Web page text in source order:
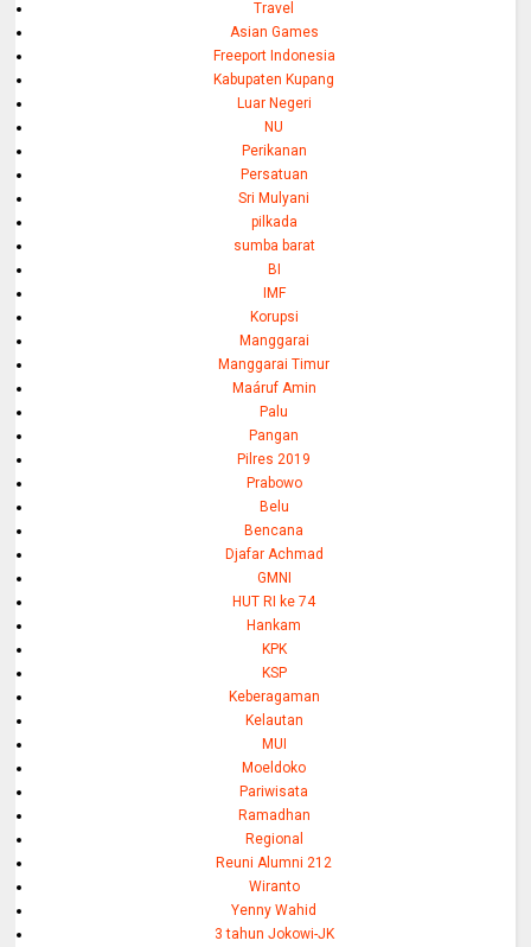
Travel
Asian Games
Freeport Indonesia
Kabupaten Kupang
Luar Negeri
NU
Perikanan
Persatuan
Sri Mulyani
pilkada
sumba barat
BI
IMF
Korupsi
Manggarai
Manggarai Timur
Maáruf Amin
Palu
Pangan
Pilres 2019
Prabowo
Belu
Bencana
Djafar Achmad
GMNI
HUT RI ke 74
Hankam
KPK
KSP
Keberagaman
Kelautan
MUI
Moeldoko
Pariwisata
Ramadhan
Regional
Reuni Alumni 212
Wiranto
Yenny Wahid
3 tahun Jokowi-JK